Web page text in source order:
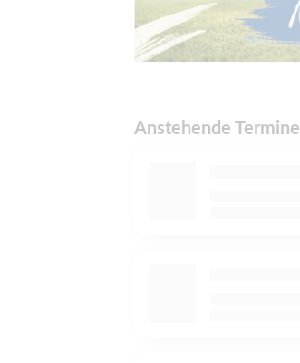
Anstehende Termine